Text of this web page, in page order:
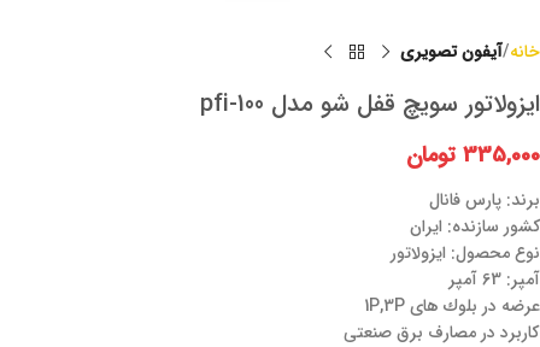
خانه آیفون تصویری
ایزولاتور سویچ قفل شو مدل pfi-100
335,000 تومان
برند: پارس فانال
کشور سازنده: ایران
نوع محصول: ایزولاتور
آمپر: 63 آمپر
عرضه در بلوك های 1P,3P
كاربرد در مصارف برق صنعتی